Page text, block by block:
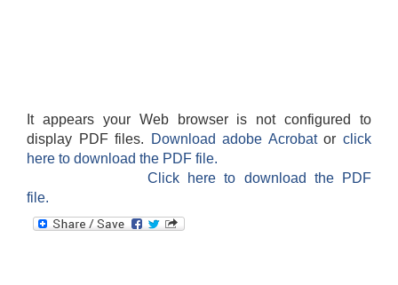
It appears your Web browser is not configured to
display PDF files.
Download adobe Acrobatorclick
here to download the PDF file.
Click here to download the PDF
file.